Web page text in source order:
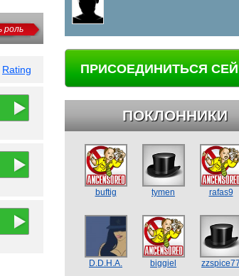
роль
Rating ПРИСОЕДИНИТЬСЯ
ПОКЛОННИКИ
buftig tymen rafas9
D.D.H.A. biggiel zzspice77